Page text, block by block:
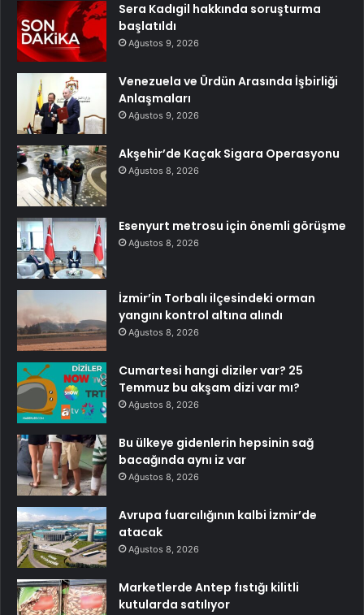
Sera Kadıgil hakkında soruşturma
başlatıldı
Ağustos 9, 2026
Venezuela ve Ürdün Arasında İşbirliği
Anlaşmaları
Ağustos 9, 2026
Akşehir’de Kaçak Sigara Operasyonu
Ağustos 8, 2026
Esenyurt metrosu için önemli görüşme
Ağustos 8, 2026
İzmir’in Torbalı ilçesindeki orman
yangını kontrol altına alındı
Ağustos 8, 2026
Cumartesi hangi diziler var? 25
Temmuz bu akşam dizi var mı?
Ağustos 8, 2026
Bu ülkeye gidenlerin hepsinin sağ
bacağında aynı iz var
Ağustos 8, 2026
Avrupa fuarcılığının kalbi İzmir’de
atacak
Ağustos 8, 2026
Marketlerde Antep fıstığı kilitli
kutularda satılıyor